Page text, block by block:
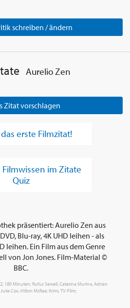
schreiben / ändern
Aurelio Zen
Zitat vorschlagen
erste Filmzitat!
Filmwissen im Zitate
Quiz
präsentiert: Aurelio Zen aus
Blu-ray, 4K UHD leihen - als
leihen. Ein Film aus dem Genre
von Jon Jones. Film-Material ©
BBC.
180 Minuten; Rufus Sewell, Caterina Murino, Adrian
Cox, Hilton McRae; Krimi, TV-Film;